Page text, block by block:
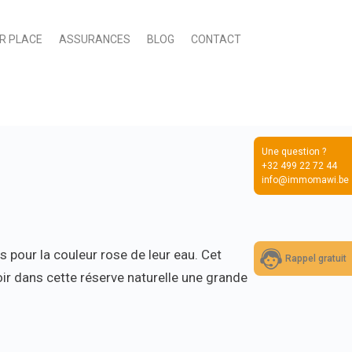
PLACE ASSURANCES BLOG CONTACT
pour la couleur rose de leur eau. Cet
dans cette réserve naturelle une grande
Une question ?
+32 499 22 72 44
info@immomawi.be
Rappel gratuit